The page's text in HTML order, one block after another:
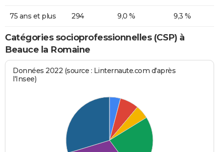
75 ans et plus 294 9,0 % 9,3 %
Catégories socioprofessionnelles (CSP) à
Beauce la Romaine
Données 2022 (source : Linternaute.com d'après
l'Insee)